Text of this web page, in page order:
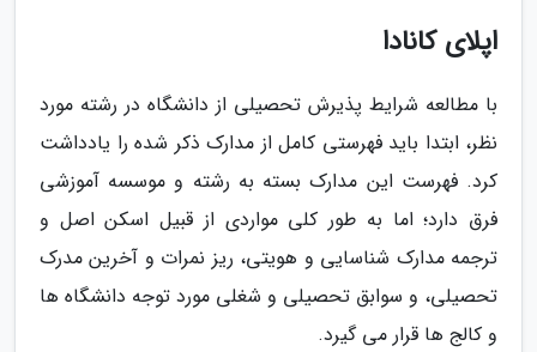
اپلای کانادا
با مطالعه شرایط پذیرش تحصیلی از دانشگاه در رشته مورد
نظر، ابتدا باید فهرستی کامل از مدارک ذکر شده را یادداشت
کرد. فهرست این مدارک بسته به رشته و موسسه آموزشی
فرق دارد؛ اما به طور کلی مواردی از قبیل اسکن اصل و
ترجمه مدارک شناسایی و هویتی، ریز نمرات و آخرین مدرک
تحصیلی، و سوابق تحصیلی و شغلی مورد توجه دانشگاه ها
و کالج ها قرار می گیرد.